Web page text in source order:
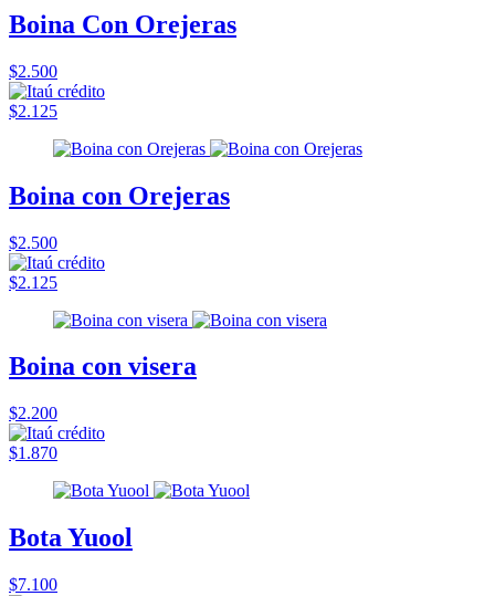
Boina Con Orejeras
$2.500
$2.125
Boina con Orejeras
$2.500
$2.125
Boina con visera
$2.200
$1.870
Bota Yuool
$7.100